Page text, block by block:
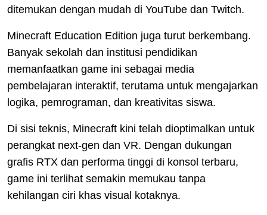
ditemukan dengan mudah di YouTube dan Twitch.
Minecraft Education Edition juga turut berkembang.
Banyak sekolah dan institusi pendidikan
memanfaatkan game ini sebagai media
pembelajaran interaktif, terutama untuk mengajarkan
logika, pemrograman, dan kreativitas siswa.
Di sisi teknis, Minecraft kini telah dioptimalkan untuk
perangkat next-gen dan VR. Dengan dukungan
grafis RTX dan performa tinggi di konsol terbaru,
game ini terlihat semakin memukau tanpa
kehilangan ciri khas visual kotaknya.